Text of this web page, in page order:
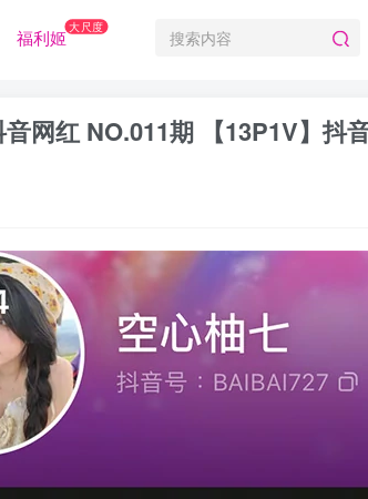
福利姬大尺度
网红 NO.011期 【13P1V】抖